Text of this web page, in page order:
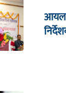
आयल